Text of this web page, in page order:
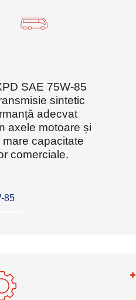
SAE 75W-85
sintetic
adecvat
axele motoare și
capacitate
comerciale.
85